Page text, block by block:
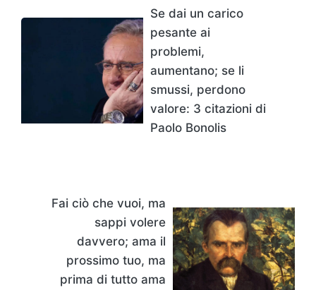
Se dai un carico
pesante ai
problemi,
aumentano; se li
smussi, perdono
valore: 3 citazioni di
Paolo Bonolis
Fai ciò che vuoi, ma
sappi volere
davvero; ama il
prossimo tuo, ma
prima di tutto ama